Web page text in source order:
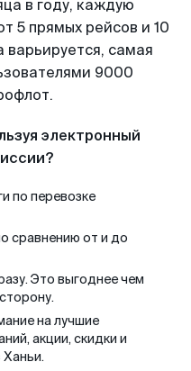
в году, каждую
5 прямых рейсов и 10
самая
9000
электронный
по перевозке
сравнению от и до
Это выгоднее чем
на лучшие
акции, скидки и